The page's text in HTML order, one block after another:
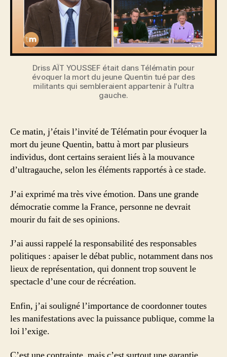
Driss AÏT YOUSSEF était dans Télématin pour
évoquer la mort du jeune Quentin tué par des
militants qui sembleraient appartenir à l'ultra
gauche.
Ce matin, j’étais l’invité de Télématin pour évoquer la
mort du jeune Quentin, battu à mort par plusieurs
individus, dont certains seraient liés à la mouvance
d’ultragauche, selon les éléments rapportés à ce stade.
J’ai exprimé ma très vive émotion. Dans une grande
démocratie comme la France, personne ne devrait
mourir du fait de ses opinions.
J’ai aussi rappelé la responsabilité des responsables
politiques : apaiser le débat public, notamment dans nos
lieux de représentation, qui donnent trop souvent le
spectacle d’une cour de récréation.
Enfin, j’ai souligné l’importance de coordonner toutes
les manifestations avec la puissance publique, comme la
loi l’exige.